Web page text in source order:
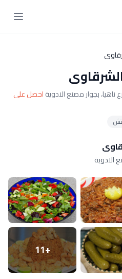
ناهيا، بجوار مصنع الادويةاحصل على
الادوية
+11